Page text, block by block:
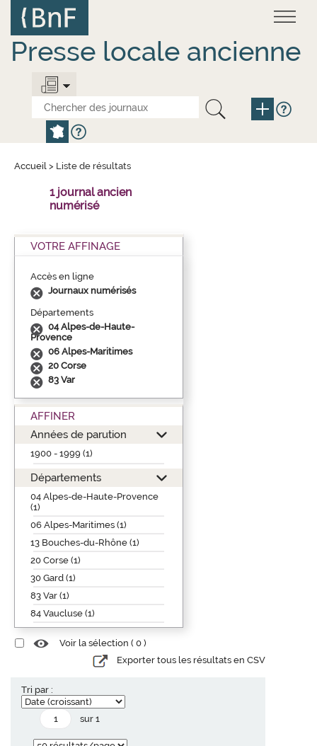
contenu
principal
Presse locale ancienne
Accueil > Liste de résultats
1 journal ancien
numérisé
VOTRE AFFINAGE
Accès en ligne
Journaux numérisés
Départements
04 Alpes-de-Haute-
Provence
06 Alpes-Maritimes
20 Corse
83 Var
AFFINER
Années de parution
1900 - 1999 (1)
Départements
04 Alpes-de-Haute-Provence
(1)
06 Alpes-Maritimes (1)
13 Bouches-du-Rhône (1)
20 Corse (1)
30 Gard (1)
83 Var (1)
84 Vaucluse (1)
Voir la sélection ( 0 )
Exporter tous les résultats en CSV
Tri par :
sur 1
Panneau de gestion des cookies